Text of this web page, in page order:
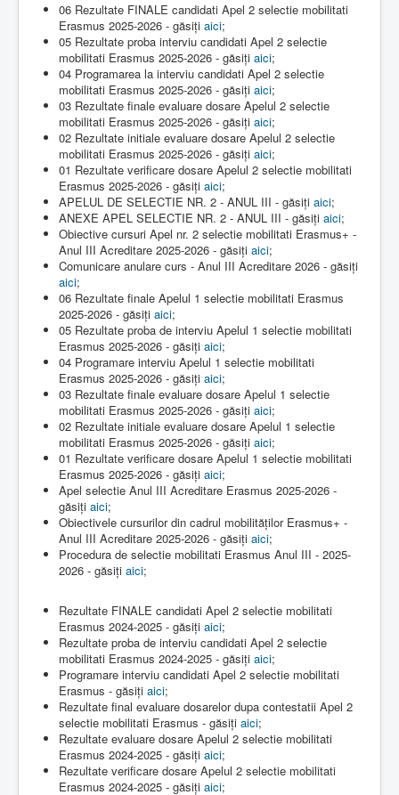
Resurse-educationale
06 Rezultate FINALE candidati Apel 2 selectie mobilitati
Erasmus 2025-2026 - găsiți aici;
05 Rezultate proba interviu candidati Apel 2 selectie
mobilitati Erasmus 2025-2026 - găsiți aici;
04 Programarea la interviu candidati Apel 2 selectie
mobilitati Erasmus 2025-2026 - găsiți aici;
03 Rezultate finale evaluare dosare Apelul 2 selectie
mobilitati Erasmus 2025-2026 - găsiți aici;
02 Rezultate initiale evaluare dosare Apelul 2 selectie
mobilitati Erasmus 2025-2026 - găsiți aici;
01 Rezultate verificare dosare Apelul 2 selectie mobilitati
Erasmus 2025-2026 - găsiți aici;
APELUL DE SELECTIE NR. 2 - ANUL III - găsiți aici;
ANEXE APEL SELECTIE NR. 2 - ANUL III - găsiți aici;
Obiective cursuri Apel nr. 2 selectie mobilitati Erasmus+ -
Anul III Acreditare 2025-2026 - găsiți aici;
Comunicare anulare curs - Anul III Acreditare 2026 - găsiți
aici;
06 Rezultate finale Apelul 1 selectie mobilitati Erasmus
2025-2026 - găsiți aici;
05 Rezultate proba de interviu Apelul 1 selectie mobilitati
Erasmus 2025-2026 - găsiți aici;
04 Programare interviu Apelul 1 selectie mobilitati
Erasmus 2025-2026 - găsiți aici;
03 Rezultate finale evaluare dosare Apelul 1 selectie
mobilitati Erasmus 2025-2026 - găsiți aici;
02 Rezultate initiale evaluare dosare Apelul 1 selectie
mobilitati Erasmus 2025-2026 - găsiți aici;
01 Rezultate verificare dosare Apelul 1 selectie mobilitati
Erasmus 2025-2026 - găsiți aici;
Apel selectie Anul III Acreditare Erasmus 2025-2026 -
găsiți aici;
Obiectivele cursurilor din cadrul mobilităților Erasmus+ -
Anul III Acreditare 2025-2026 - găsiți aici;
Procedura de selectie mobilitati Erasmus Anul III - 2025-
2026 - găsiți aici;
Rezultate FINALE candidati Apel 2 selectie mobilitati
Erasmus 2024-2025 - găsiți aici;
Rezultate proba de interviu candidati Apel 2 selectie
mobilitati Erasmus 2024-2025 - găsiți aici;
Programare interviu candidati Apel 2 selectie mobilitati
Erasmus - găsiți aici;
Rezultate final evaluare dosarelor dupa contestatii Apel 2
selectie mobilitati Erasmus - găsiți aici;
Rezultate evaluare dosare Apelul 2 selectie mobilitati
Erasmus 2024-2025 - găsiți aici;
Rezultate verificare dosare Apelul 2 selectie mobilitati
Erasmus 2024-2025 - găsiți aici;